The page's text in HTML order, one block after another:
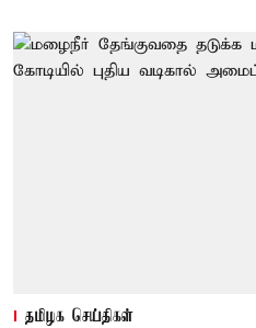
தமிழக செய்திகள்